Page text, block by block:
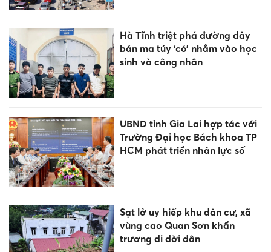
Hà Tĩnh triệt phá đường dây
bán ma túy ‘cỏ’ nhắm vào học
sinh và công nhân
UBND tỉnh Gia Lai hợp tác với
Trường Đại học Bách khoa TP
HCM phát triển nhân lực số
Sạt lở uy hiếp khu dân cư, xã
vùng cao Quan Sơn khẩn
trương di dời dân